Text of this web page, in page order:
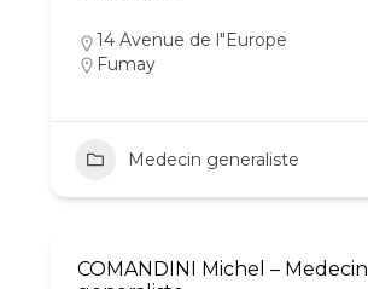
14 Avenue de l"Europe
Fumay
Medecin generaliste
COMANDINI Michel – Medecin